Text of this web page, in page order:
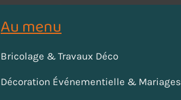
Au menu
Bricolage & Travaux Déco
Décoration Événementielle & Mariages